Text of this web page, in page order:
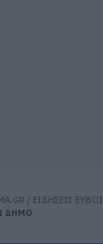
/ ΕΙΔΗΣΕΙΣ
ΔΗΜΟ